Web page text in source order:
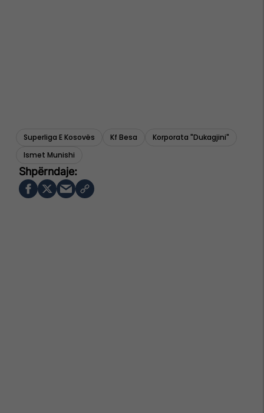
Superliga E Kosovës Kf Besa
Korporata "dukagjini"
Ismet Munishi